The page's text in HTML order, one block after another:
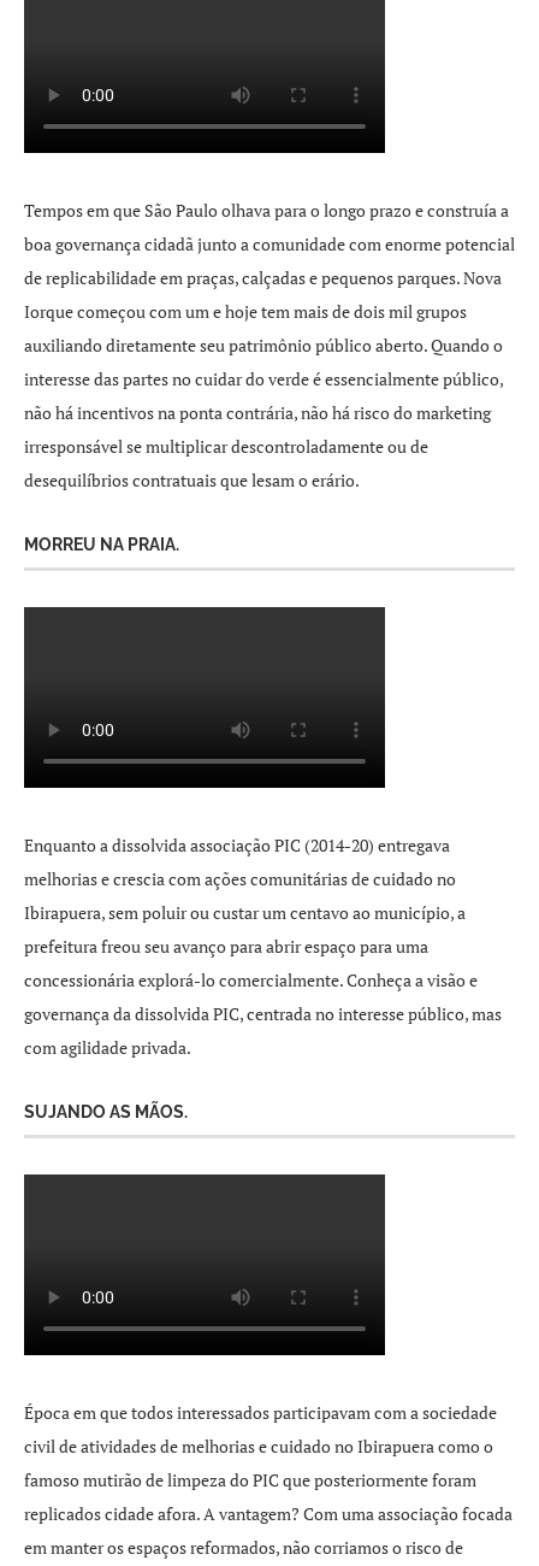
Tempos em que São Paulo olhava para o longo prazo e construía a
boa governança cidadã junto a comunidade com enorme potencial
de replicabilidade em praças, calçadas e pequenos parques. Nova
Iorque começou com um e hoje tem mais de dois mil grupos
auxiliando diretamente seu patrimônio público aberto. Quando o
interesse das partes no cuidar do verde é essencialmente público,
não há incentivos na ponta contrária, não há risco do marketing
irresponsável se multiplicar descontroladamente ou de
desequilíbrios contratuais que lesam o erário.
MORREU NA PRAIA.
Enquanto a dissolvida associação PIC (2014-20) entregava
melhorias e crescia com ações comunitárias de cuidado no
Ibirapuera, sem poluir ou custar um centavo ao município, a
prefeitura freou seu avanço para abrir espaço para uma
concessionária explorá-lo comercialmente. Conheça a visão e
governança da dissolvida PIC, centrada no interesse público, mas
com agilidade privada.
SUJANDO AS MÃOS.
Época em que todos interessados participavam com a sociedade
civil de atividades de melhorias e cuidado no Ibirapuera como o
famoso mutirão de limpeza do PIC que posteriormente foram
replicados cidade afora. A vantagem? Com uma associação focada
em manter os espaços reformados, não corriamos o risco de